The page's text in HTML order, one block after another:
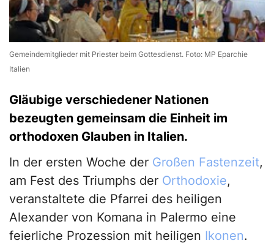
Gemeindemitglieder mit Priester beim Gottesdienst. Foto: MP Eparchie
Italien
Gläubige verschiedener Nationen
bezeugten gemeinsam die Einheit im
orthodoxen Glauben in Italien.
In der ersten Woche der Großen Fastenzeit,
am Fest des Triumphs der Orthodoxie,
veranstaltete die Pfarrei des heiligen
Alexander von Komana in Palermo eine
feierliche Prozession mit heiligen Ikonen.